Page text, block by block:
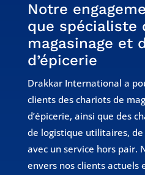
Notre
que spécialiste
magasinage et
d’épicerie
Drakkar International a
clients des chariots de
d’épicerie, ainsi que des
de logistique utilitaires,
avec un service hors pair.
envers nos clients actuels